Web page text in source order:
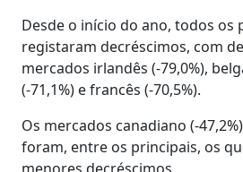
Desde o início do ano, todos os
registaram decréscimos, com
mercados irlandês (-79,0%),
(-71,1%) e francês (-70,5%).
Os mercados canadiano (-
foram, entre os principais, os